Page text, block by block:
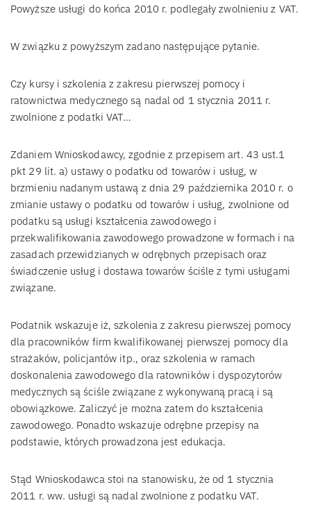
Powyższe usługi do końca 2010 r. podlegały zwolnieniu z VAT.
W związku z powyższym zadano następujące pytanie.
Czy kursy i szkolenia z zakresu pierwszej pomocy i
ratownictwa medycznego są nadal od 1 stycznia 2011 r.
zwolnione z podatki VAT…
Zdaniem Wnioskodawcy, zgodnie z przepisem art. 43 ust.1
pkt 29 lit. a) ustawy o podatku od towarów i usług, w
brzmieniu nadanym ustawą z dnia 29 października 2010 r. o
zmianie ustawy o podatku od towarów i usług, zwolnione od
podatku są usługi kształcenia zawodowego i
przekwalifikowania zawodowego prowadzone w formach i na
zasadach przewidzianych w odrębnych przepisach oraz
świadczenie usług i dostawa towarów ściśle z tymi usługami
związane.
Podatnik wskazuje iż, szkolenia z zakresu pierwszej pomocy
dla pracowników firm kwalifikowanej pierwszej pomocy dla
strażaków, policjantów itp., oraz szkolenia w ramach
doskonalenia zawodowego dla ratowników i dyspozytorów
medycznych są ściśle związane z wykonywaną pracą i są
obowiązkowe. Zaliczyć je można zatem do kształcenia
zawodowego. Ponadto wskazuje odrębne przepisy na
podstawie, których prowadzona jest edukacja.
Stąd Wnioskodawca stoi na stanowisku, że od 1 stycznia
2011 r. ww. usługi są nadal zwolnione z podatku VAT.